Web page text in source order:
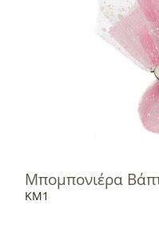
Μπομπονιέρα
KM1